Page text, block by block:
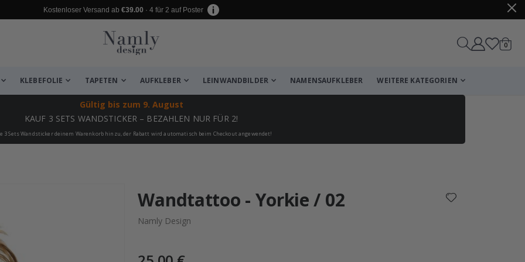
Kostenloser Versand ab €39.00 · 4 für 2 auf Poster
Wagen
0
KLEBEFOLIE TAPETEN AUFKLEBER LEINWANDBILDER NAMENSAUFKLEBER WEITERE KATEGORIEN
Gültig bis zum 9. August
KAUF 3 SETS WANDSTICKER – BEZAHLEN NUR FÜR 2!
3 Sets Wandsticker deinem Warenkorb hinzu, der Rabatt wird automatisch beim Checkout angewendet!
✔ Wandtattoo - Yorkie / 02
Namly Design